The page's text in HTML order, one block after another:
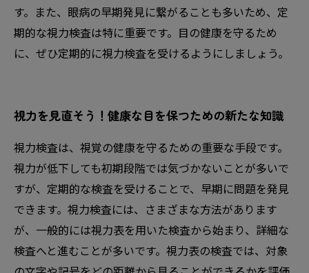
す。また、眼病の早期発見に繋がることも多いため、定
期的な視力検査は特に重要です。目の健康を守るため
に、ぜひ定期的に視力検査を受けるようにしましょう。
視力を見直そう！健康な目を保つための新たな知識
視力検査は、視覚の健康を守るための重要な手段です。
視力が低下しても初期段階では気づかないことが多いで
すが、定期的な検査を受けることで、早期に問題を発見
できます。視力検査には、さまざまな方法があります
が、一般的には視力表を用いた検査から始まり、詳細な
検査へと進むことが多いです。視力表の検査では、対象